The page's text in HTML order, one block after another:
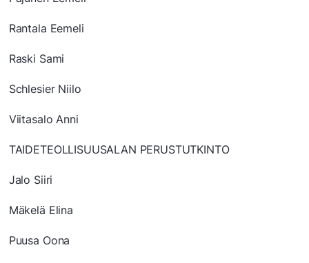
Rantala Eemeli
Raski Sami
Schlesier Niilo
Viitasalo Anni
TAIDETEOLLISUUSALAN PERUSTUTKINTO
Jalo Siiri
Mäkelä Elina
Puusa Oona